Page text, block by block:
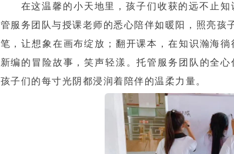
在这温馨的小天地里，孩子们收获的远不止
管服务团队与授课老师的悉心陪伴如暖阳，照亮
笔，让想象在画布绽放；翻开课本，在知识瀚海
新编的冒险故事，笑声轻漾。托管服务团队的全
孩子们的每寸光阴都浸润着陪伴的温柔力量。